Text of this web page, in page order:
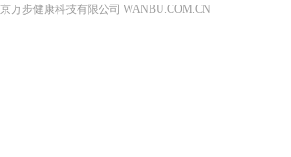
万步健康科技有限公司 WANBU.COM.CN